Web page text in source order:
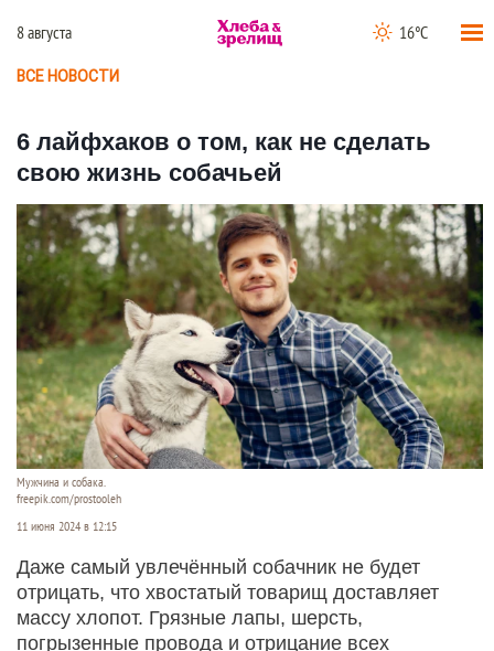
8 августа 16°C
ВСЕ НОВОСТИ
6 лайфхаков о том, как не сделать
свою жизнь собачьей
Мужчина и собака.
freepik.com/prostooleh
11 июня 2024 в 12:15
Даже самый увлечённый собачник не будет
отрицать, что хвостатый товарищ доставляет
массу хлопот. Грязные лапы, шерсть,
погрызенные провода и отрицание всех